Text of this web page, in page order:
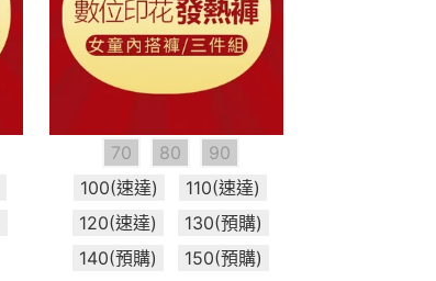
70 80
90
100(速達)
110(速達)
120(速達)
130(預購)
140(預購)
150(預購)